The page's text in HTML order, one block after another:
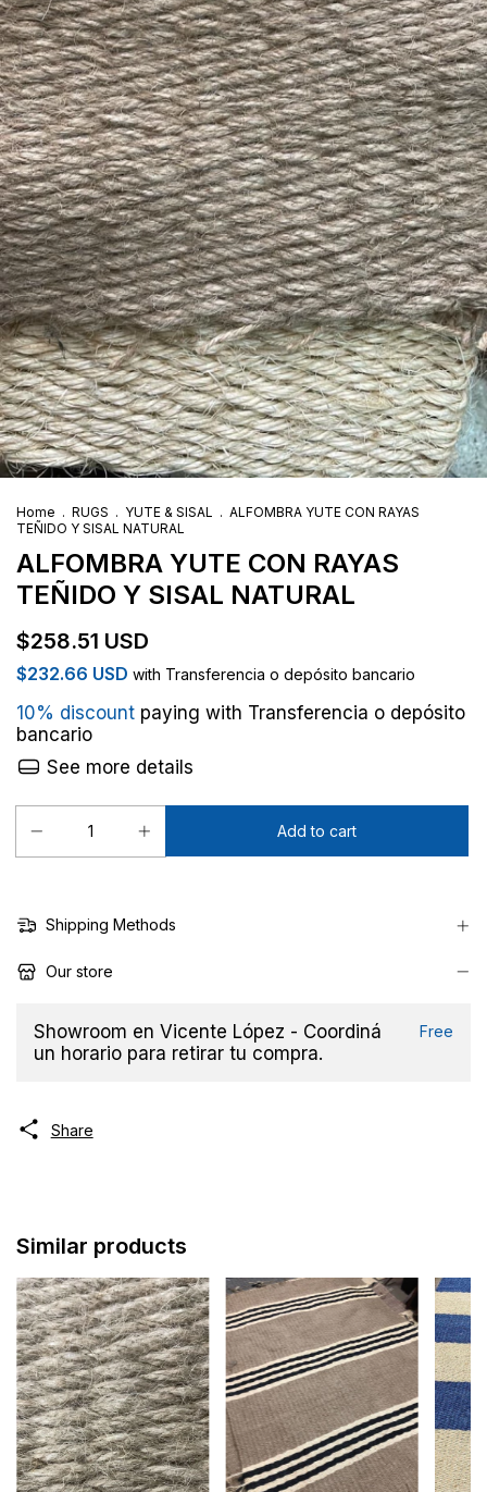
Home . RUGS . YUTE & SISAL . ALFOMBRA YUTE CON RAYAS
TEÑIDO Y SISAL NATURAL
ALFOMBRA YUTE CON RAYAS
TEÑIDO Y SISAL NATURAL
$258.51 USD
$232.66 USD with Transferencia o depósito bancario
10% discount paying with Transferencia o depósito
bancario
See more details
Shipping Methods
Our store
Showroom en Vicente López - Coordiná
un horario para retirar tu compra.
Free
Share
Similar products